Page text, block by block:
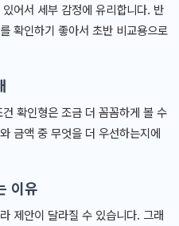
어서 세부 감정에 유리합니다. 반
확인하기 좋아서 초반 비교용으로
확인형은 조금 더 꼼꼼하게 볼 수
금액 중 무엇을 더 우선하는지에
이유
제안이 달라질 수 있습니다. 그래